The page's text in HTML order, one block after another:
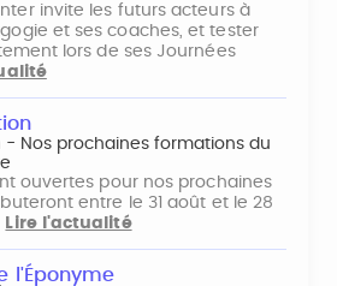
invite les futurs acteurs à
et ses coaches, et tester
lors de ses Journées
- Nos prochaines formations du
ouvertes pour nos prochaines
entre le 31 août et le 28
Lire l'actualité
l'Éponyme